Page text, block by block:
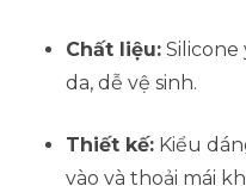
Chất liệu: Silicone
da, dễ vệ sinh.
Thiết kế: Kiểu
vào và thoải mái